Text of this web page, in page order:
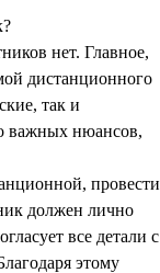
нет. Главное,
дистанционного
так и
важных нюансов,
провести
должен лично
все детали с
этому